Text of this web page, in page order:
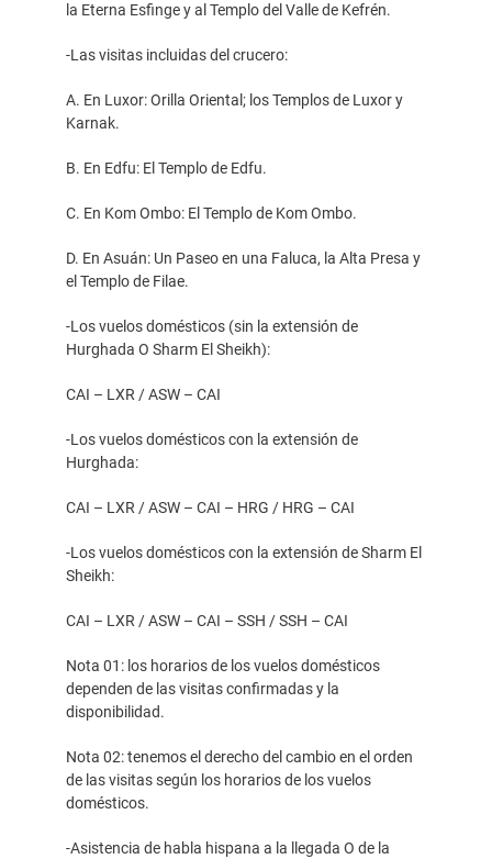
la Eterna Esfinge y al Templo del Valle de Kefrén.
-Las visitas incluidas del crucero:
A. En Luxor: Orilla Oriental; los Templos de Luxor y
Karnak.
B. En Edfu: El Templo de Edfu.
C. En Kom Ombo: El Templo de Kom Ombo.
D. En Asuán: Un Paseo en una Faluca, la Alta Presa y
el Templo de Filae.
-Los vuelos domésticos (sin la extensión de
Hurghada O Sharm El Sheikh):
CAI – LXR / ASW – CAI
-Los vuelos domésticos con la extensión de
Hurghada:
CAI – LXR / ASW – CAI – HRG / HRG – CAI
-Los vuelos domésticos con la extensión de Sharm El
Sheikh:
CAI – LXR / ASW – CAI – SSH / SSH – CAI
Nota 01: los horarios de los vuelos domésticos
dependen de las visitas confirmadas y la
disponibilidad.
Nota 02: tenemos el derecho del cambio en el orden
de las visitas según los horarios de los vuelos
domésticos.
-Asistencia de habla hispana a la llegada O de la